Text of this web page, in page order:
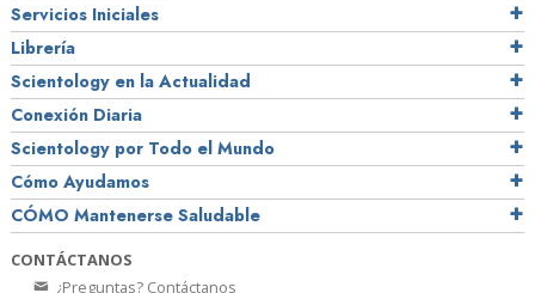
Servicios Iniciales
Librería
Scientology en la Actualidad
Conexión Diaria
Scientology por Todo el Mundo
Cómo Ayudamos
CÓMO Mantenerse Saludable
CONTÁCTANOS
¿Preguntas? Contáctanos